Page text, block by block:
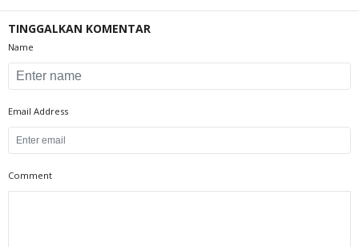
TINGGALKAN KOMENTAR
Name
Email Address
Comment